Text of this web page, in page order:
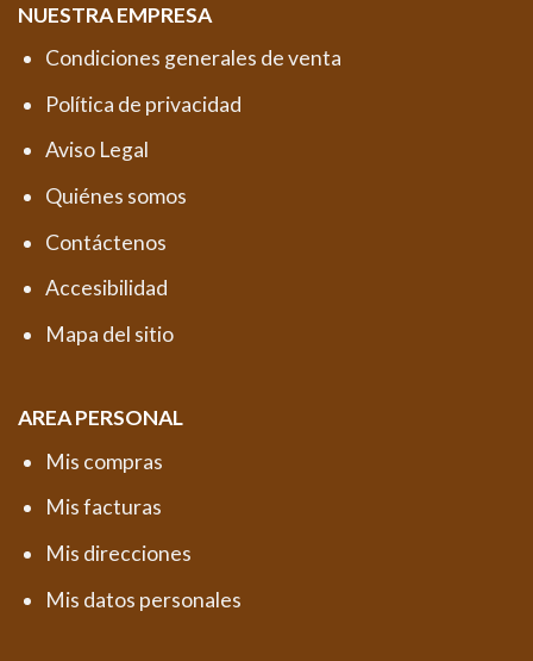
NUESTRA EMPRESA
Condiciones generales de venta
Política de privacidad
Aviso Legal
Quiénes somos
Contáctenos
Accesibilidad
Mapa del sitio
AREA PERSONAL
Mis compras
Mis facturas
Mis direcciones
Mis datos personales